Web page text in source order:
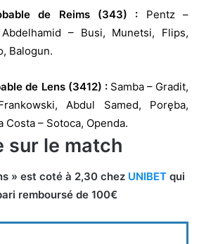
de Reims (343) : Pentz –
– Busi, Munetsi, Flips,
Balogun.
de Lens (3412) : Samba – Gradit,
Abdul Samed, Poręba,
Costa – Sotoca, Openda.
sur le match
» est coté à 2,30 chez UNIBET qui
remboursé de 100€